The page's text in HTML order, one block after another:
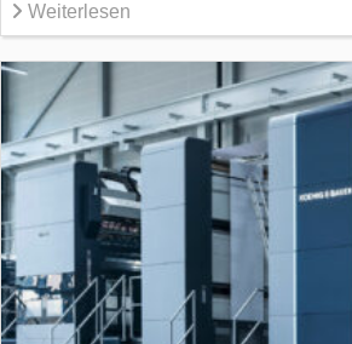
Weiterlesen